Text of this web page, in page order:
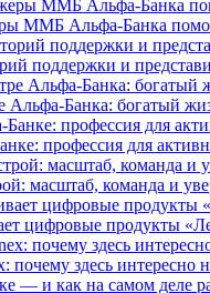
ММБ Альфа-Банка
поддержки и
Альфа-Банка: богатый
профессия для
масштаб, команда и
цифровые продукты
здесь интересно